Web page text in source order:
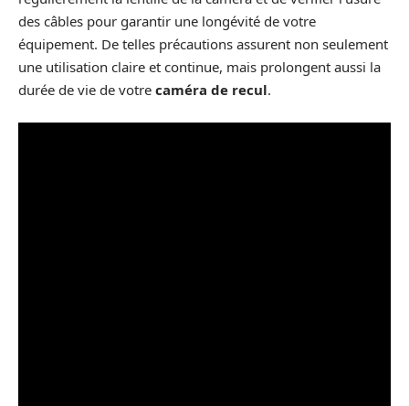
des câbles pour garantir une longévité de votre
équipement. De telles précautions assurent non seulement
une utilisation claire et continue, mais prolongent aussi la
durée de vie de votre caméra de recul.